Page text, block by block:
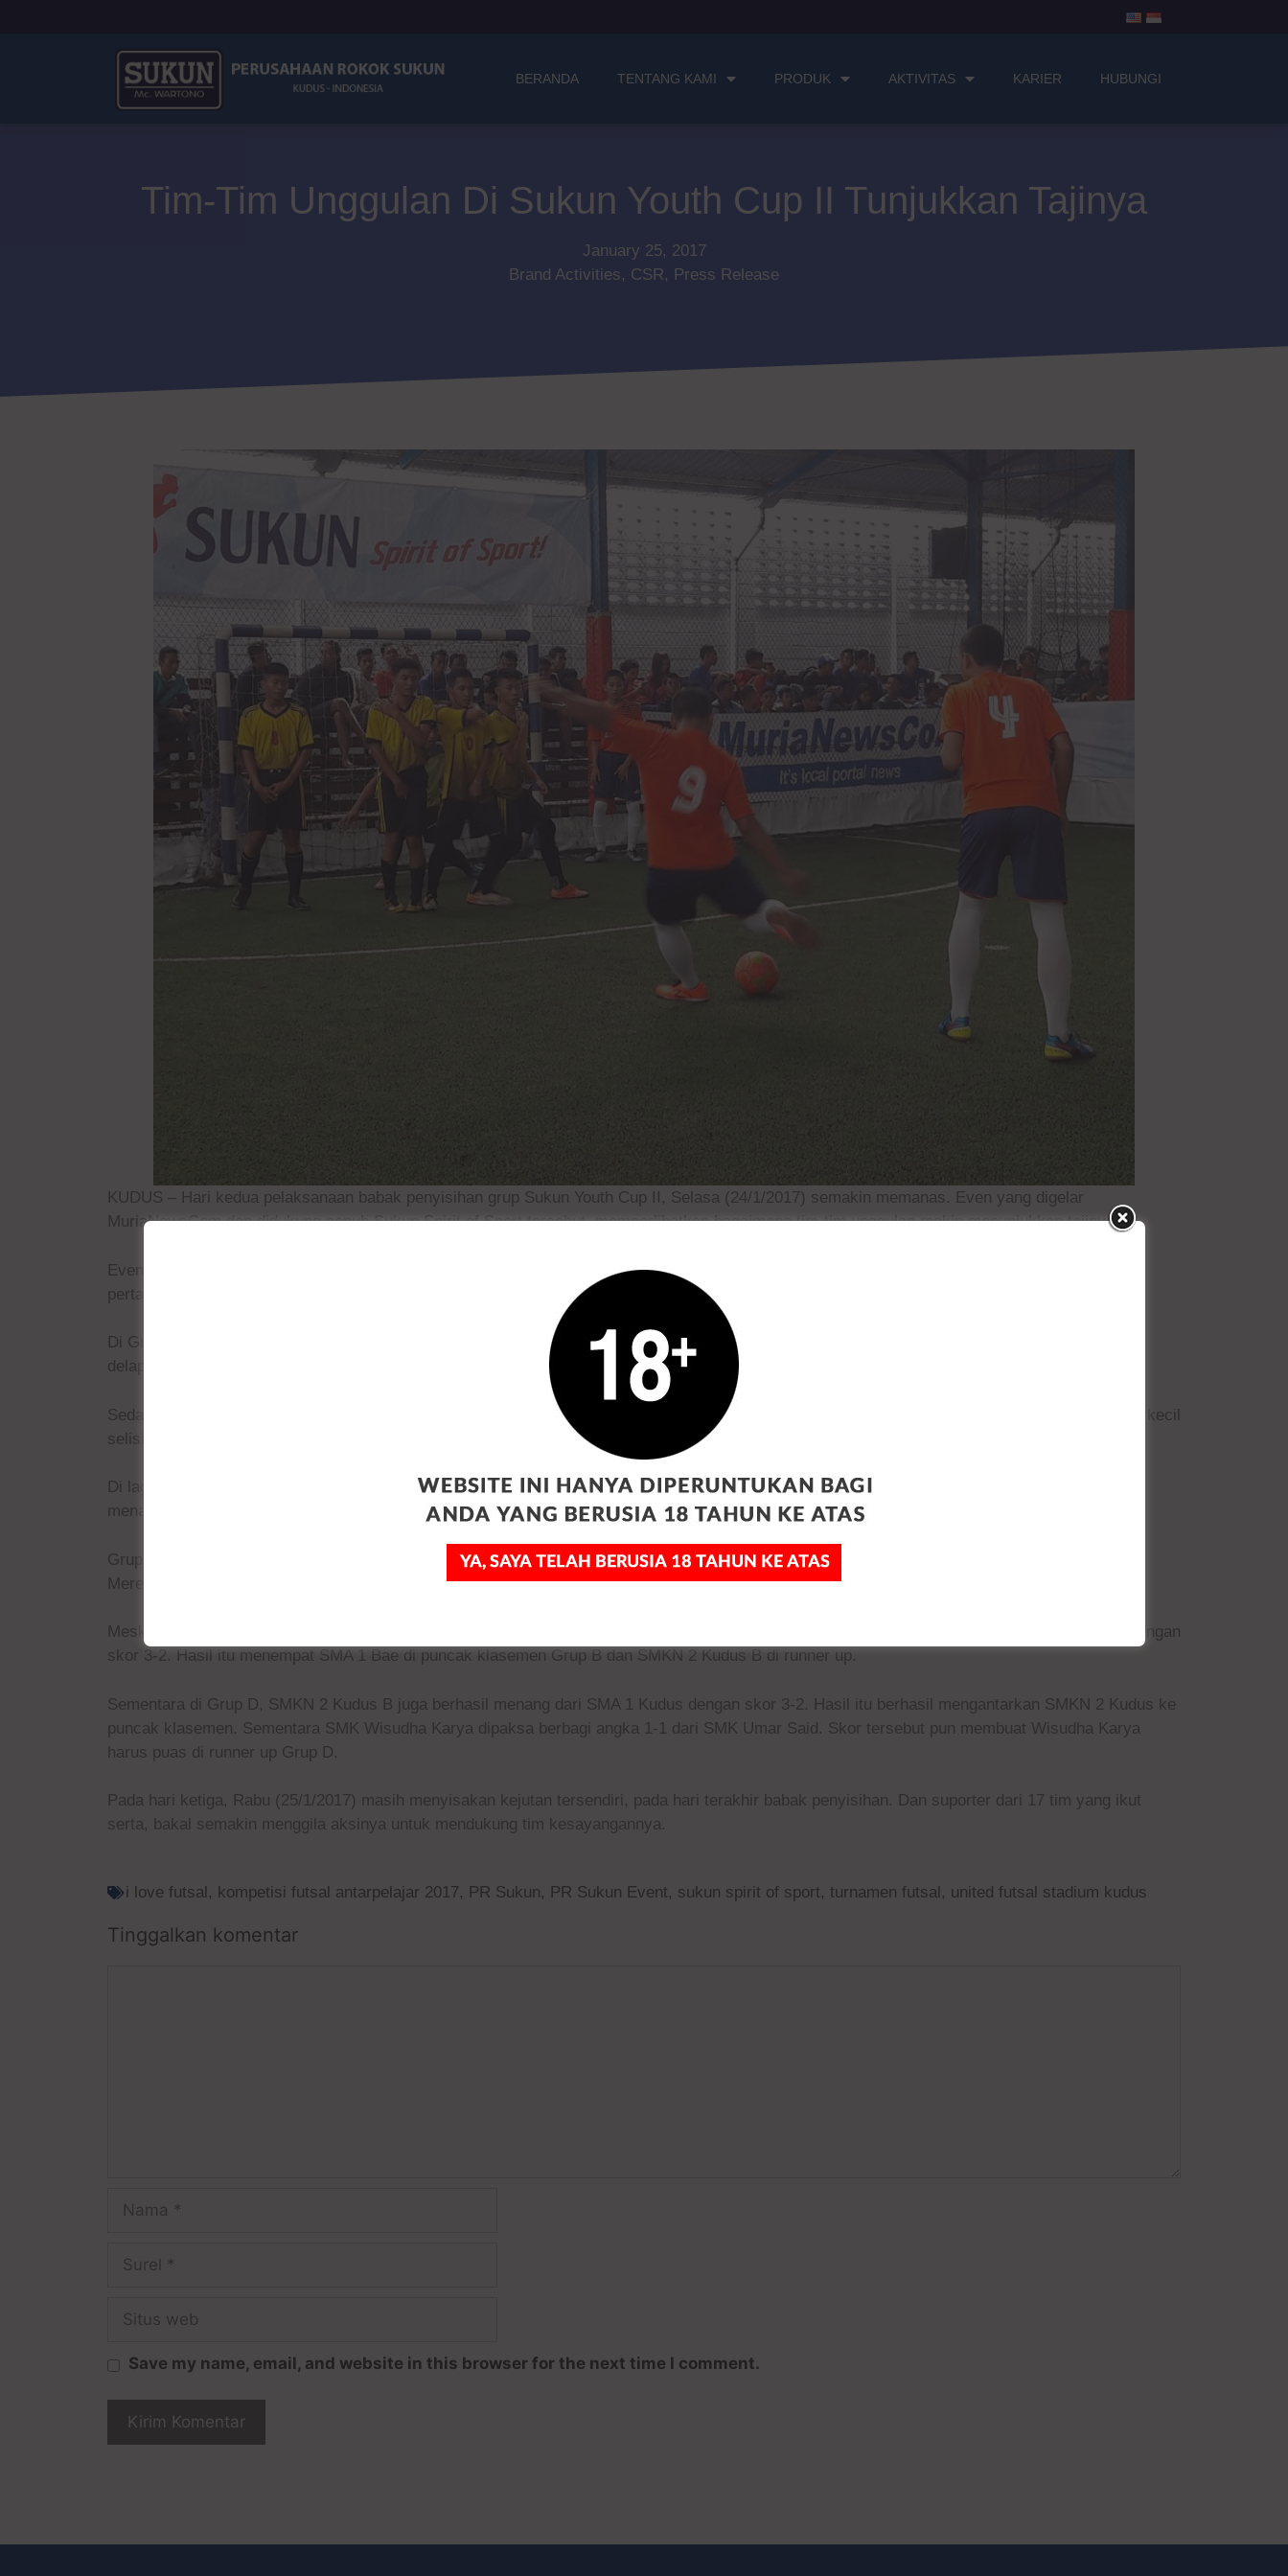
BERANDA TENTANG KAMI PRODUK AKTIVITAS KARIER HUBUNGI
Tim-Tim Unggulan Di Sukun Youth Cup II Tunjukkan Tajinya
January 25, 2017
Brand Activities, CSR, Press Release
KUDUS – Hari kedua pelaksanaan babak penyisihan grup Sukun Youth Cup II, Selasa (24/1/2017) semakin memanas. Even yang digelar
MuriaNewsCom dan didukung penuh Sukun Spirit of Sport tersebut, memperlihatkan bagaimana tim-tim unggulan makin menunjukkan tajinya.
Even yang digelar di United Futsal Stadium itu, memang menawarkan kejutan tersebut. Tim unggulan yang sebelumnya kurang bersinar di hari
pertama penyisihan, berhasil menunjukkan tajinya. Bahkan berpesta gol.
Di Grup A, juara bertahan SMA NU Al Ma’ruf berhasil pesta gol saat melawan SMK PGRI 1 Kudus. Tak tanggung-tanggung, mereka melesakkan
delapan gol tanpa balas dan berhasil menjadi pemuncak klasemen.
Sedang di Grup C, SMA Muhammadiyah juga berhasil membuat tujuh gol saat melawan SMK Nusantara. Hanya saja, Nusantara berhasil memperkecil
selisih setelah memasukkan lima gol ke gawang Muhammadiyah.
Di laga ini, panasnya laga memang terasa luar dalam. Para suporter kedua tim saling beradu dukungan. Bahkan tribun penonton tak muat untuk
menampung para suporter.
Grup C memang penuh laga yang panas. Di mana MA NU TBS yang berhadapan dengan SMK Taman Siswa berhasil menunjukkan superiornya.
Mereka unggul dengan tiga gol tanpa balas. Dan membuat TBS berada di runner up Grup c.
Meski begitu di laga lainnya juga tak mau kalah. Di Grup B, SMA 1 Bae berhasil memimpin klasemen, setelah menundukkan SMKN 2 Kudus B dengan
skor 3-2. Hasil itu menempat SMA 1 Bae di puncak klasemen Grup B dan SMKN 2 Kudus B di runner up.
Sementara di Grup D, SMKN 2 Kudus B juga berhasil menang dari SMA 1 Kudus dengan skor 3-2. Hasil itu berhasil mengantarkan SMKN 2 Kudus ke
puncak klasemen. Sementara SMK Wisudha Karya dipaksa berbagi angka 1-1 dari SMK Umar Said. Skor tersebut pun membuat Wisudha Karya
harus puas di runner up Grup D.
Pada hari ketiga, Rabu (25/1/2017) masih menyisakan kejutan tersendiri, pada hari terakhir babak penyisihan. Dan suporter dari 17 tim yang ikut
serta, bakal semakin menggila aksinya untuk mendukung tim kesayangannya.
i love futsal , kompetisi futsal antarpelajar 2017, PR Sukun, PR Sukun Event, sukun spirit of sport, turnamen futsal , united futsal stadium kudus
Tinggalkan komentar
Save my name, email, and website in this browser for the next time I comment.
PERINGATAN
WEBSITE INI DIPERUNTUKAN UNTUK ANDA YANG BERUSIA 18 TAHUN KEATAS
Ya, Saya 18+ Tidak